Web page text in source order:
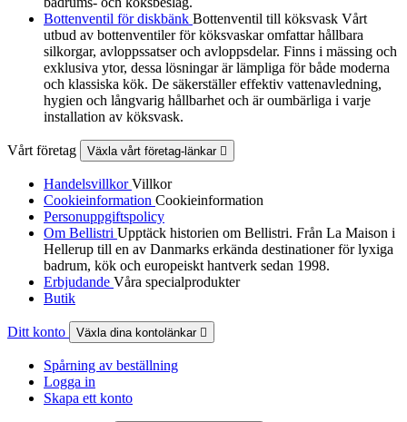
Bottenventil för diskbänk Bottenventil till köksvask Vårt
utbud av bottenventiler för köksvaskar omfattar hållbara
silkorgar, avloppssatser och avloppsdelar. Finns i mässing och
exklusiva ytor, dessa lösningar är lämpliga för både moderna
och klassiska kök. De säkerställer effektiv vattenavledning,
hygien och långvarig hållbarhet och är oumbärliga i varje
installation av köksvask.
Vårt företag Växla vårt företag-länkar 
HandelsvillkorVillkor
Cookieinformation Cookieinformation
Personuppgiftspolicy
Om Bellistri Upptäck historien om Bellistri. Från La Maison i
Hellerup till en av Danmarks erkända destinationer för lyxiga
badrum, kök och europeiskt hantverk sedan 1998.
Erbjudande Våra specialprodukter
Butik
Ditt konto Växla dina kontolänkar 
Spårning av beställning
Logga in
Skapa ett konto